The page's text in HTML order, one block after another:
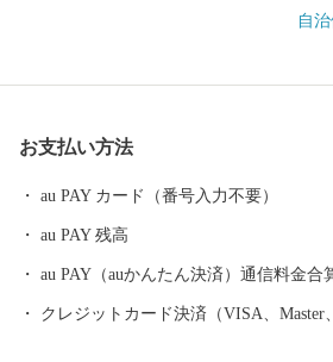
たちを育てる「コミュニティ・スクール
自
お支払い方法
au PAY カード（番号入力不要）
au PAY 残高
au PAY（auかんたん決済）通信料金合
クレジットカード決済（VISA、Master